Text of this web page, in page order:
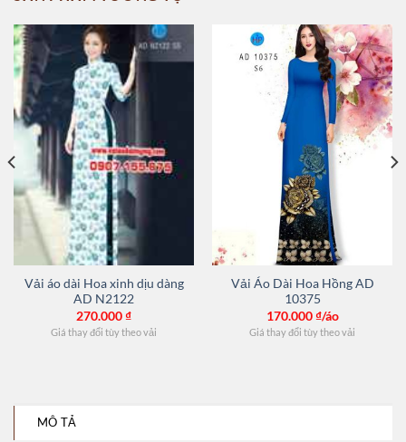
Vải áo dài Hoa xinh dịu dàng
AD N2122
270.000₫
Giá thay đổi tùy theo vải
Vải Áo Dài Hoa Hồng AD
10375
170.000₫/áo
Giá thay đổi tùy theo vải
MÔ TẢ